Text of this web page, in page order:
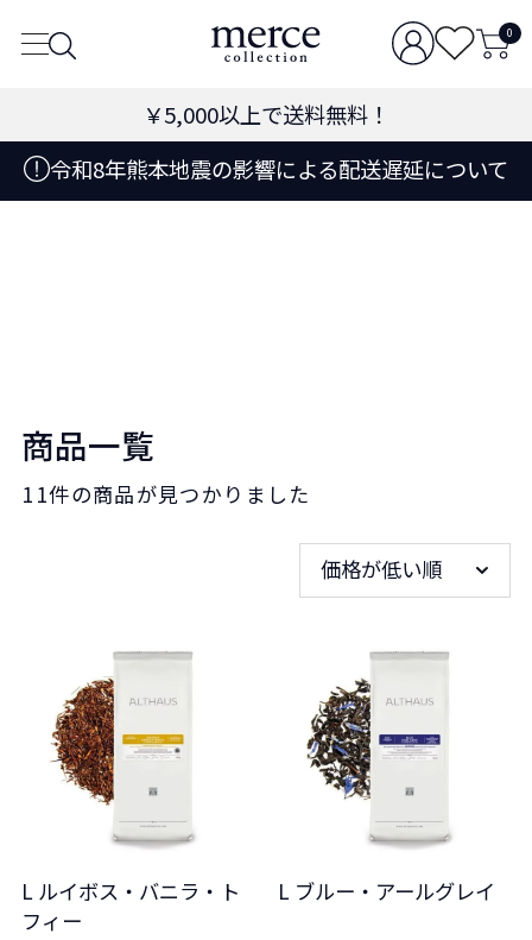
0
￥5,000以上で送料無料！
令和8年熊本地震の影響による配送遅延について
商品一覧
11件の商品が見つかりました
価格が低い順
L ルイボス・バニラ・ト
フィー
L ブルー・アールグレイ